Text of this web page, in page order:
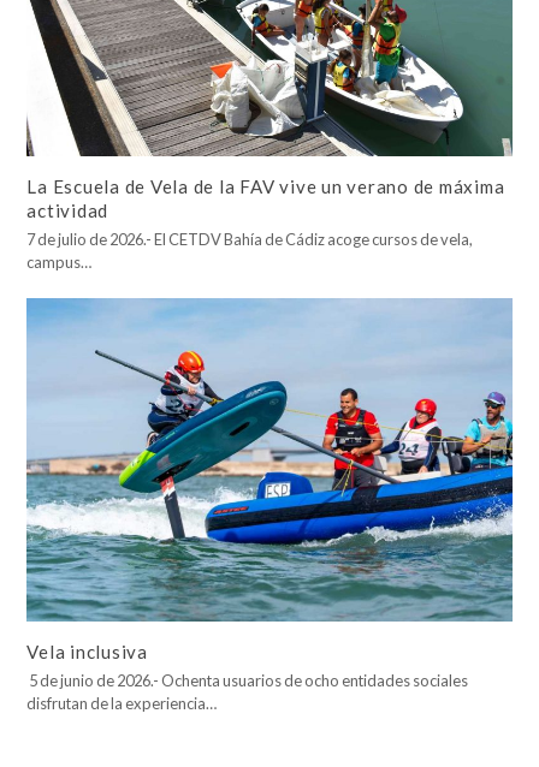
La Escuela de Vela de la FAV vive un verano de máxima
actividad
7 de julio de 2026.- El CETDV Bahía de Cádiz acoge cursos de vela,
campus…
Vela inclusiva
5 de junio de 2026.- Ochenta usuarios de ocho entidades sociales
disfrutan de la experiencia…